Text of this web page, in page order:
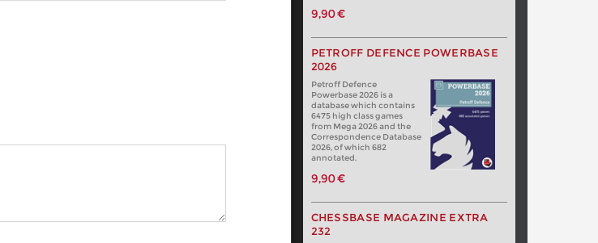
9,90 €
PETROFF DEFENCE POWERBASE
2026
Petroff Defence
Powerbase 2026 is a
database which contains
6475 high class games
from Mega 2026 and the
Correspondence Database
2026, of which 682
annotated.
9,90 €
CHESSBASE MAGAZINE EXTRA
232